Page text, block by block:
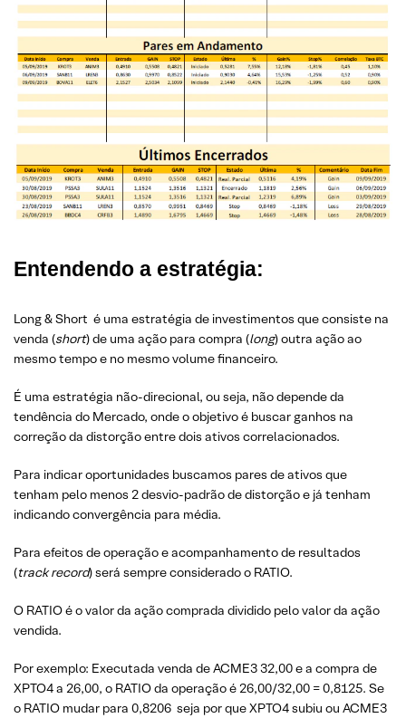
Entendendo a estratégia:
Long & Short é uma estratégia de investimentos que consiste na
venda (short) de uma ação para compra (long) outra ação ao
mesmo tempo e no mesmo volume financeiro.
É uma estratégia não-direcional, ou seja, não depende da
tendência do Mercado, onde o objetivo é buscar ganhos na
correção da distorção entre dois ativos correlacionados.
Para indicar oportunidades buscamos pares de ativos que
tenham pelo menos 2 desvio-padrão de distorção e já tenham
indicando convergência para média.
Para efeitos de operação e acompanhamento de resultados
(track record) será sempre considerado o RATIO.
O RATIO é o valor da ação comprada dividido pelo valor da ação
vendida.
Por exemplo: Executada venda de ACME3 32,00 e a compra de
XPTO4 a 26,00, o RATIO da operação é 26,00/32,00 = 0,8125. Se
o RATIO mudar para 0,8206 seja por que XPTO4 subiu ou ACME3